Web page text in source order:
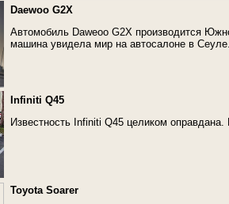
Daewoo G2X
Автомобиль Daweoo G2X производится
машина увидела мир на автосалоне в
Infiniti Q45
Известность Infiniti Q45 целиком
Toyota Soarer